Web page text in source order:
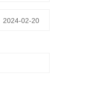
2024-02-20